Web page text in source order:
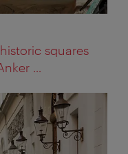
squares
...